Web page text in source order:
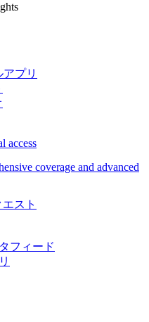
アプリ
access
coverage and advanced
スト
フィード